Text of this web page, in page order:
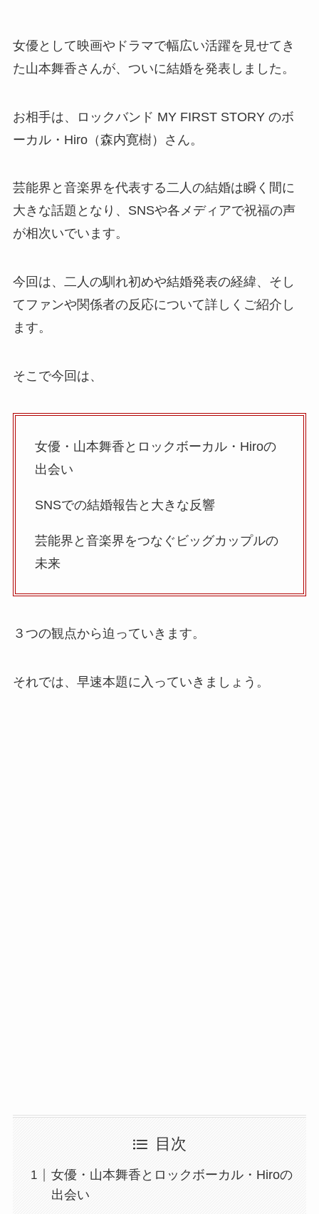
女優として映画やドラマで幅広い活躍を見せてき
た山本舞香さんが、ついに結婚を発表しました。
お相手は、ロックバンド MY FIRST STORY のボ
ーカル・Hiro（森内寛樹）さん。
芸能界と音楽界を代表する二人の結婚は瞬く間に
大きな話題となり、SNSや各メディアで祝福の声
が相次いでいます。
今回は、二人の馴れ初めや結婚発表の経緯、そし
てファンや関係者の反応について詳しくご紹介し
ます。
そこで今回は、
女優・山本舞香とロックボーカル・Hiroの
出会い
SNSでの結婚報告と大きな反響
芸能界と音楽界をつなぐビッグカップルの
未来
３つの観点から迫っていきます。
それでは、早速本題に入っていきましょう。
目次
女優・山本舞香とロックボーカル・Hiroの
出会い